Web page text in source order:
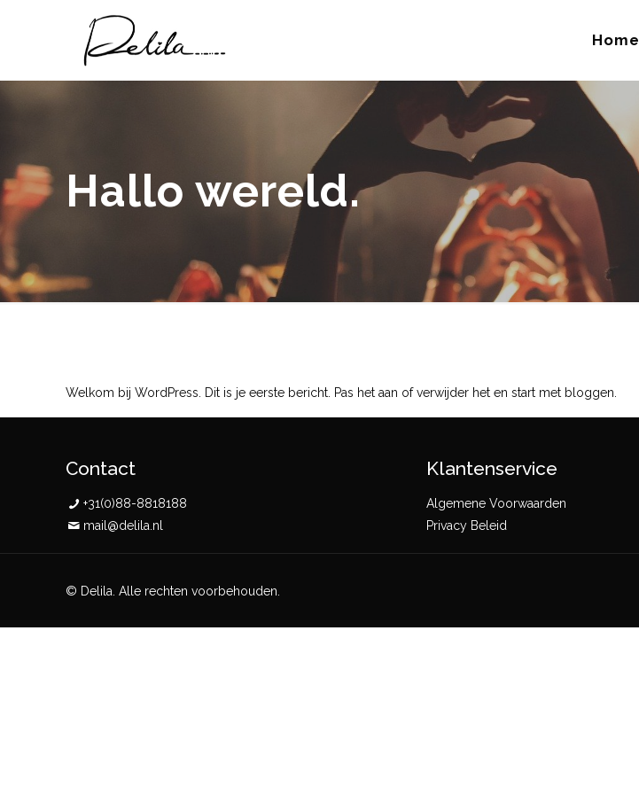
Home
Hallo wereld.
Welkom bij WordPress. Dit is je eerste bericht. Pas het aan of verwijder het en start met bloggen.
Contact
+31(0)88-8818188
mail@delila.nl
Klantenservice
Algemene Voorwaarden
Privacy Beleid
© Delila. Alle rechten voorbehouden.